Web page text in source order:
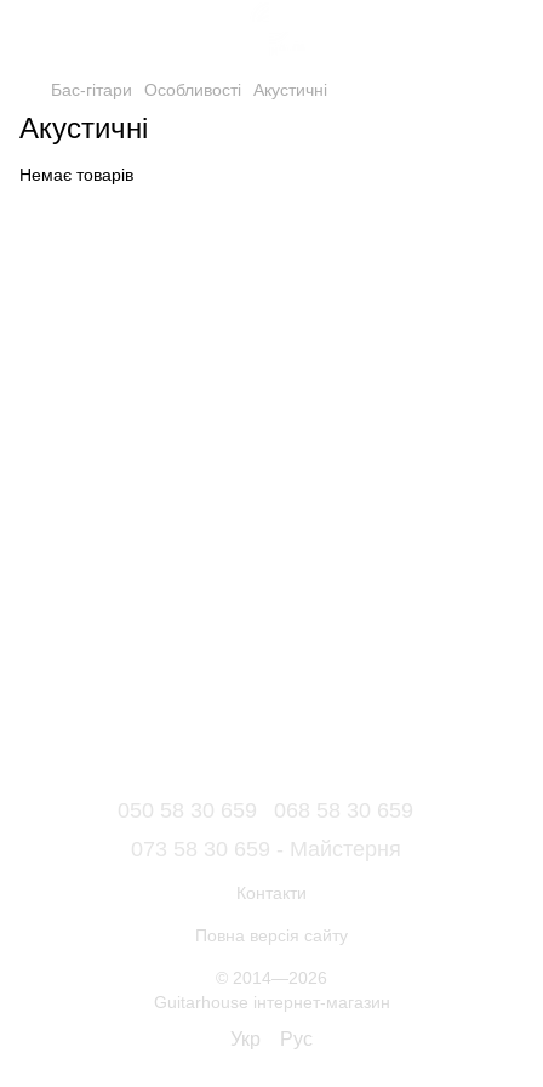
Бас-гітари Особливості Акустичні
Акустичні
Немає товарів
050 58 30 659
068 58 30 659
073 58 30 659 - Майстерня
Контакти
Повна версія сайту
© 2014—2026
Guitarhouse інтернет-магазин
Укр Рус